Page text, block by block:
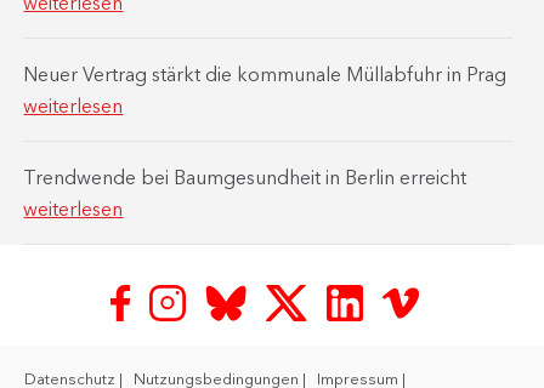
Neuer Vertrag stärkt die kommunale Müllabfuhr in Prag
weiterlesen
Trendwende bei Baumgesundheit in Berlin erreicht
weiterlesen
Datenschutz Nutzungsbedingungen Impressum